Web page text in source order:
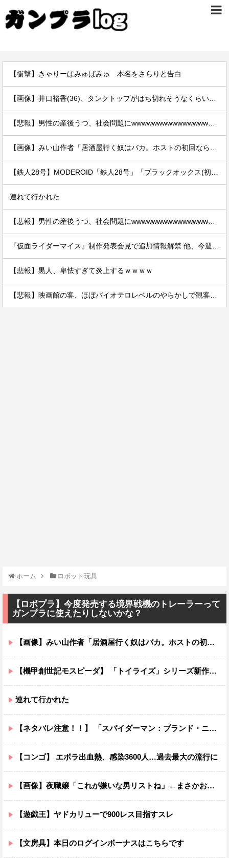
【衝撃】きゃりーぱみゅぱみゅ 本名をさらりと告白
連れて行かれた
【悲報】黒人、卑怯すぎて炎上するｗｗｗｗ
ホーム ロボット玩具
【ロボプラ】今度発売する境界戦機のトレーラーって
ガンプラに使えたりしないかな？
【画像】みい山作者「居酒屋行く奴はバカ。ホストの初回なら居酒屋より安く飲めてイケメンにチヤホヤされる」
【機甲創世記モスピーダ】 「トイライズ」シリーズ新作【明日予約開始】
連れて行かれた
【ネタバレ注意！！】 「スパイダーマン：ブランド・ニュー・デイ」にも出てきたけどあの組織潰した方がいいだろ…
【コンゴ】 エボラ出血熱、感染3600人…過去最大の流行に
【画像】夜職嬢「これが嫌いな男リストね」←まさかお前らは当てはまってはあるまいな？ｗｗｗｗ
【遊戯王】ヤドカリューで900レス目指すスレ
【文房具】本日のログインボーナスはこちらです